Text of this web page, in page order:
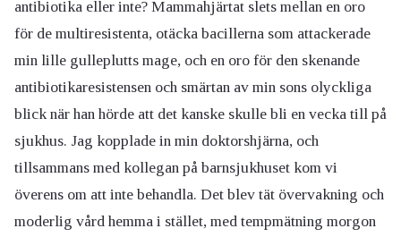
antibiotika eller inte? Mammahjärtat slets mellan en oro
för de multiresistenta, otäcka bacillerna som attackerade
min lille gulleplutts mage, och en oro för den skenande
antibiotikaresistensen och smärtan av min sons olyckliga
blick när han hörde att det kanske skulle bli en vecka till på
sjukhus. Jag kopplade in min doktorshjärna, och
tillsammans med kollegan på barnsjukhuset kom vi
överens om att inte behandla. Det blev tät övervakning och
moderlig vård hemma i stället, med tempmätning morgon